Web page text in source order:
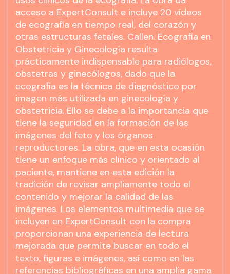
acceso a ExpertConsult e incluye 20 vídeos
de ecografía en tiempo real, del corazón y
otras estructuras fetales. Callen. Ecografía en
Obstetricia y Ginecología resulta
prácticamente indispensable para radiólogos,
obstetras y ginecólogos, dado que la
ecografía es la técnica de diagnóstico por
imagen más utilizada en ginecología y
obstetricia. Ello se debe a la importancia que
tiene la seguridad en la formación de las
imágenes del feto y los órganos
reproductores. La obra, que en esta ocasión
tiene un enfoque más clínico y orientado al
paciente, mantiene en esta edición la
tradición de revisar ampliamente todo el
contenido y mejorar la calidad de las
imágenes. Los elementos multimedia que se
incluyen en ExpertConsult con la compra
proporcionan una experiencia de lectura
mejorada que permite buscar en todo el
texto, figuras e imágenes, así como en las
referencias bibliográficas en una amplia gama